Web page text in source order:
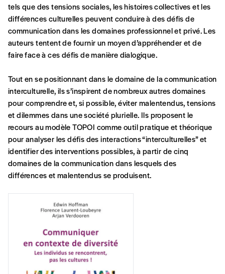
CONNEXION
Mot de passe oublié?
Créer un
compte
A partir de 2021,Imag, le magazine de
l’interculturel,vous est proposé àPRIX LIBRE.
Le prix libre est un mode de fixation du prix
par l’acheteur d’un bien ou d’un service, qui
peut être une manière pour lui de payer le prix
activités et publications accessibles, et
d’affirmer notre attachement aux valeurs de
solidarité, nous vous proposons d’estimer
vous-mêmes le coût de notre publication.
Cette valeur peut donc être inférieure, égale
ou supérieure au prix indicatif. De cette
manière, vous soutenez le travail de l’équipe
de rédaction selon vos moyens et vos
motivations.
En pratique
Vous vous abonnez pour l’année civile en
cours ou vous commandez au numéro.
Vous indiquez si vous souhaitez recevoir la
revue en format papier ou numérique.
Vous renseignez vos coordonnées.
tels que des tensions sociales, les histoires collectives et les
différences culturelles peuvent conduire à des défis de
communication dans les domaines professionnel et privé. Les
auteurs tentent de fournir un moyen d’appréhender et de
faire face à ces défis de manière dialogique.
Tout en se positionnant dans le domaine de la communication
interculturelle, ils s’inspirent de nombreux autres domaines
pour comprendre et, si possible, éviter malentendus, tensions
et dilemmes dans une société plurielle. Ils proposent le
recours au modèle TOPOI comme outil pratique et théorique
pour analyser les défis des interactions “interculturelles” et
identifier des interventions possibles, à partir de cinq
domaines de la communication dans lesquels des
différences et malentendus se produisent.